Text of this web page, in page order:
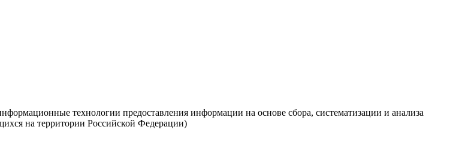
технологии предоставления информации на основе сбора, систематизации и анализа
на территории Российской Федерации)